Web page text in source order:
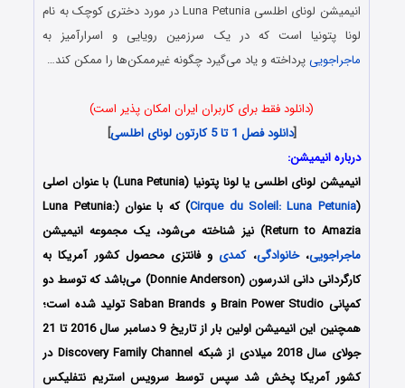
انیمیشن لونای اطلسی
Luna Petunia در مورد دختری کوچک به نام
لونا پتونیا است که در یک سرزمین رویایی و اسرارآمیز به
ماجراجوییپرداخته و یاد می‌گیرد چگونه غیرممکن‌ها را ممکن کند…
(دانلود فقط برای کاربران ایران امکان پذیر است)
[دانلود فصل 1 تا 5 کارتون لونای اطلسی]
درباره انیمیشن:
انیمیشن لونای اطلسی یا لونا پتونیا
(Luna Petunia) با عنوان اصلی
(
Cirque du Soleil: Luna Petunia
) که با عنوان (Luna Petunia:
Return to Amazia) نیز شناخته می‌شود، یک مجموعه انیمیشن
ماجراجویی،خانوادگی،کمدی و فانتزی محصول کشور آمریکا به
کارگردانی دانی اندرسون (Donnie Anderson) می‌باشد که توسط دو
کمپانی Brain Power Studio و Saban Brands تولید شده است؛
همچنین این انیمیشن اولین بار از تاریخ 9 دسامبر سال 2016 تا 21
جولای سال 2018 میلادی از شبکه Discovery Family Channel در
کشور آمریکا پخش شد سپس توسط سرویس استریم نتفلیکس